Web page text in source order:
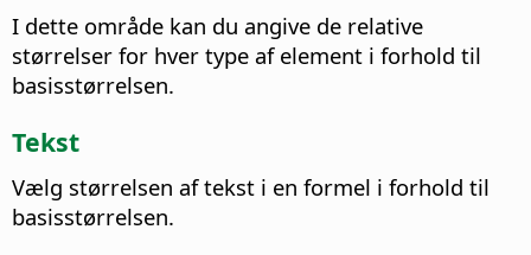
I dette område kan du angive de relative
størrelser for hver type af element i forhold til
basisstørrelsen.
Tekst
Vælg størrelsen af tekst i en formel i forhold til
basisstørrelsen.